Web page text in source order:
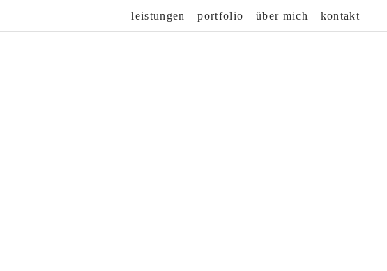
leistungen portfolio über mich kontakt